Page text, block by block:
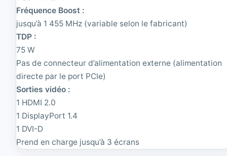
|
R
e
c
o
n
d
o
n
n
é
c
o
n
d
i
t
i
o
n
é
|
X
e
o
n
Fréquence Boost :
jusqu’à 1 455 MHz (variable selon le fabricant)
TDP :
75 W
Pas de connecteur d’alimentation externe (alimentation
directe par le port PCIe)
Sorties vidéo :
1 HDMI 2.0
1 DisplayPort 1.4
1 DVI-D
Prend en charge jusqu’à 3 écrans